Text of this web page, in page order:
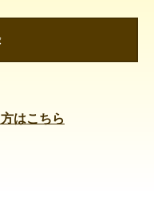
はこちら